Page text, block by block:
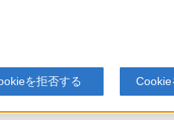
しております。
My Sonyでの購入について
を拒否する Cookie